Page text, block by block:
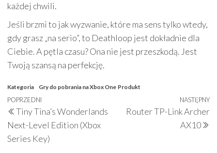
każdej chwili.
Jeśli brzmi to jak wyzwanie, które ma sens tylko wtedy,
gdy grasz „na serio”, to Deathloop jest dokładnie dla
Ciebie. A pętla czasu? Ona nie jest przeszkodą. Jest
Twoją szansą na perfekcję.
Kategoria Gry do pobrania na Xbox One Produkt
Nawigacja
wpisu
Poprzedni
wpis
POPRZEDNI
Tiny Tina’s Wonderlands
Next-Level Edition (Xbox
Series Key)
NASTĘPNY
Router TP-Link Archer
AX10